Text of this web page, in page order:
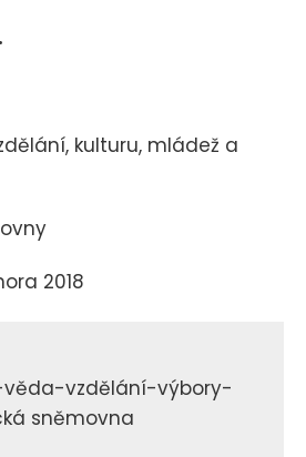
kulturu, mládež a
2018
vzdělání-výbory-
sněmovna